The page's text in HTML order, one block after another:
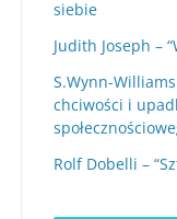
siebie
Judith Joseph –
S.Wynn-
chciwości i
Rolf Dobelli –